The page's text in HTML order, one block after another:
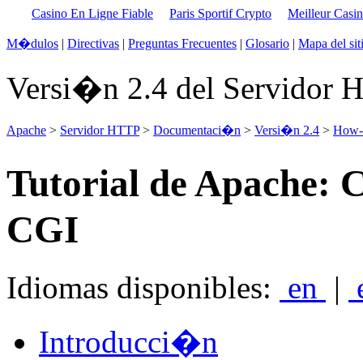
Casino En Ligne Fiable Paris Sportif Crypto Meilleur
M�dulos | Directivas | Preguntas Frecuentes | Glosario | Mapa del
Versi�n 2.4 del Servidor
Apache > Servidor HTTP> Documentaci�n > Versi�n 2.4 >
Tutorial de Apache:
CGI
Idiomas disponibles: en |
Introducci�n